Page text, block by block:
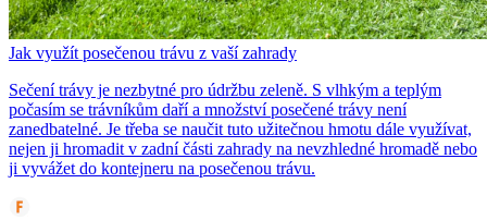
Jak využít posečenou trávu z vaší zahrady
Sečení trávy je nezbytné pro údržbu zeleně. S vlhkým a teplým
počasím se trávníkům daří a množství posečené trávy není
zanedbatelné. Je třeba se naučit tuto užitečnou hmotu dále využívat,
nejen ji hromadit v zadní části zahrady na nevzhledné hromadě nebo
ji vyvážet do kontejneru na posečenou trávu.